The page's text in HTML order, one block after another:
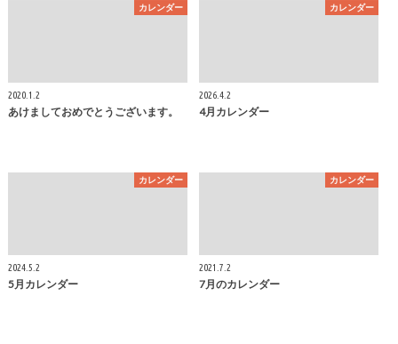
カレンダー
2020.1.2
あけましておめでとうございます。
カレンダー
2026.4.2
4月カレンダー
カレンダー
2024.5.2
5月カレンダー
カレンダー
2021.7.2
7月のカレンダー